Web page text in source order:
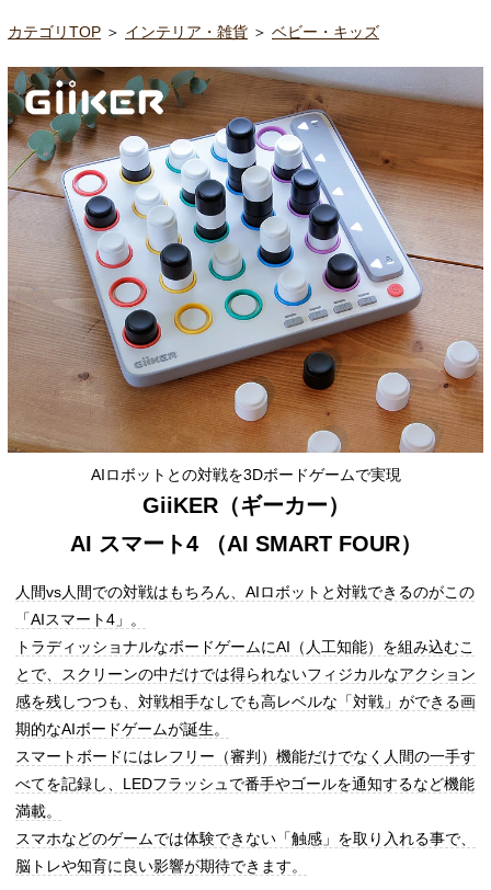
カテゴリTOP ＞ インテリア・雑貨 ＞ ベビー・キッズ
AIロボットとの対戦を3Dボードゲームで実現
GiiKER（ギーカー）
AI スマート4 （AI SMART FOUR）
人間vs人間での対戦はもちろん、AIロボットと対戦できるのがこの
「AIスマート4」。
トラディッショナルなボードゲームにAI（人工知能）を組み込むこ
とで、スクリーンの中だけでは得られないフィジカルなアクション
感を残しつつも、対戦相手なしでも高レベルな「対戦」ができる画
期的なAIボードゲームが誕生。
スマートボードにはレフリー（審判）機能だけでなく人間の一手す
べてを記録し、LEDフラッシュで番手やゴールを通知するなど機能
満載。
スマホなどのゲームでは体験できない「触感」を取り入れる事で、
脳トレや知育に良い影響が期待できます。